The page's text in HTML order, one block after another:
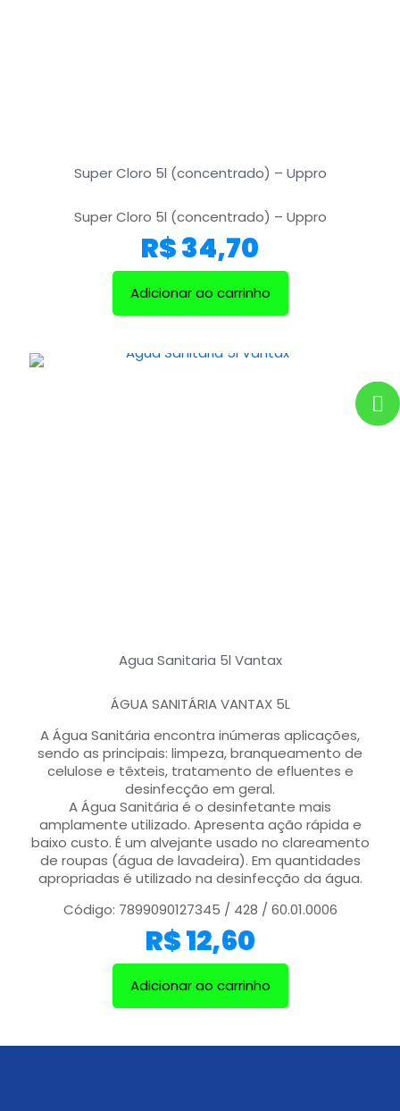
Super Cloro 5l (concentrado) – Uppro
Super Cloro 5l (concentrado) – Uppro
R$34,70
Adicionar ao carrinho
Agua Sanitaria 5l Vantax
ÁGUA SANITÁRIA VANTAX 5L
A Água Sanitária encontra inúmeras aplicações,
sendo as principais: limpeza, branqueamento de
celulose e têxteis, tratamento de efluentes e
desinfecção em geral.
A Água Sanitária é o desinfetante mais
amplamente utilizado. Apresenta ação rápida e
baixo custo. É um alvejante usado no clareamento
de roupas (água de lavadeira). Em quantidades
apropriadas é utilizado na desinfecção da água.
Código: 7899090127345 / 428 / 60.01.0006
R$12,60
Adicionar ao carrinho